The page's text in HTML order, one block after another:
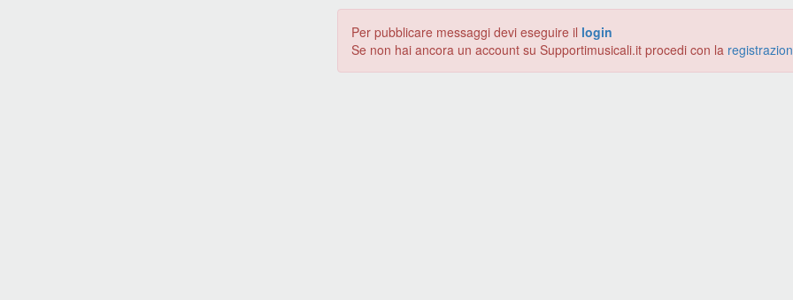
Per pubblicare messaggi devi eseguire il login
Se non hai ancora un account su Supportimusicali.it procedi con la